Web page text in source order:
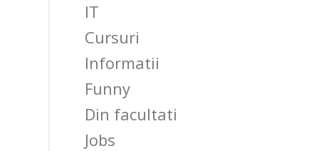
IT
Cursuri
Informatii
Funny
Din facultati
Jobs